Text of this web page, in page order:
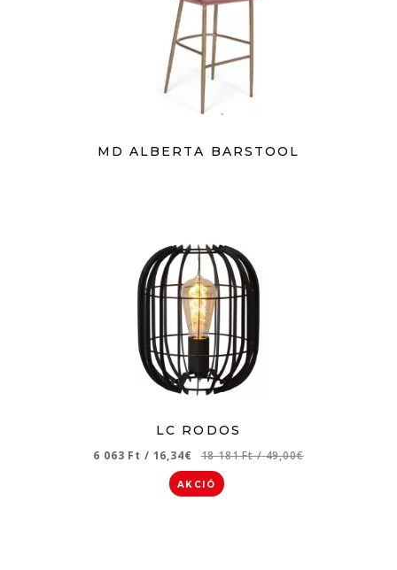
MD ALBERTA BARSTOOL
LC RODOS
6 063 Ft / 16,34€ 18 181 Ft/ 49,00€
AKCIÓ